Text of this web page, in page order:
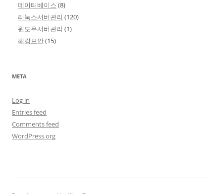
데이터베이스 (8)
리눅스서버관리 (120)
윈도우서버관리 (1)
해킹보안(15)
META
Log in
Entries feed
Comments feed
WordPress.org